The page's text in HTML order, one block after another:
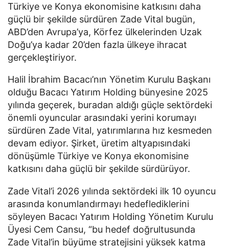
Türkiye ve Konya ekonomisine katkısını daha
güçlü bir şekilde sürdüren Zade Vital bugün,
ABD’den Avrupa’ya, Körfez ülkelerinden Uzak
Doğu’ya kadar 20’den fazla ülkeye ihracat
gerçekleştiriyor.
Halil İbrahim Bacacı’nın Yönetim Kurulu Başkanı
olduğu Bacacı Yatırım Holding bünyesine 2025
yılında geçerek, buradan aldığı güçle sektördeki
önemli oyuncular arasındaki yerini korumayı
sürdüren Zade Vital, yatırımlarına hız kesmeden
devam ediyor. Şirket, üretim altyapısındaki
dönüşümle Türkiye ve Konya ekonomisine
katkısını daha güçlü bir şekilde sürdürüyor.
Zade Vital’i 2026 yılında sektördeki ilk 10 oyuncu
arasında konumlandırmayı hedeflediklerini
söyleyen Bacacı Yatırım Holding Yönetim Kurulu
Üyesi Cem Cansu, “bu hedef doğrultusunda
Zade Vital’in büyüme stratejisini yüksek katma